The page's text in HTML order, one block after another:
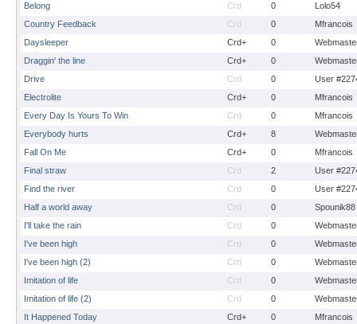
Belong
Crd 0
Lolo54
Country Feedback
Crd 0
Mfrancois
Daysleeper
Crd+ 0
Draggin' the line
Crd+ 0
Drive
Crd 0
User
Electrolite
Crd+ 0
Mfrancois
Every Day Is Yours To Win
Crd 0
Mfrancois
Everybody hurts
Crd+ 8
Fall On Me
Crd+ 0
Mfrancois
Final straw
Crd 2
User
Find the river
Crd 0
User
Half a world away
Crd 0
Spounik88
I'll take the rain
Crd 0
I've been high
Crd 0
I've been high (2)
Crd 0
Imitation of life
Crd 0
Imitation of life (2)
Crd 0
It Happened Today
Crd+ 0
Mfrancois